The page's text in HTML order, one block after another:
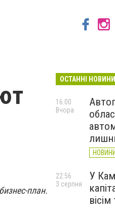
план.
ОСТАННІ НОВИНИ
16:00
Вчора
У
22:56
3 серпня